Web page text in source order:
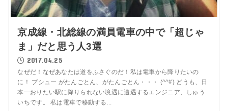
京成線・北総線の満員電車の中で「超じゃ
ま」だと思う人3選
2017.04.25
なぜだ！なぜあなたは道をふさぐのだ！私は電車から降りたいの
に！ プシュー がたんごとん、がたんごとん・・・ (^^#) どうも、日
本一おりたい駅に降りられない境遇に遭遇するエンジニア、しゅう
いちです。 私は電車で移動する...